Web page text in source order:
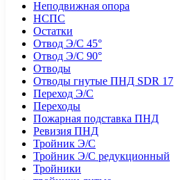
Неподвижная опора
НСПС
Остатки
Отвод Э/С 45°
Отвод Э/С 90°
Отводы
Отводы гнутые ПНД SDR 17
Переход Э/С
Переходы
Пожарная подставка ПНД
Ревизия ПНД
Тройник Э/С
Тройник Э/С редукционный
Тройники